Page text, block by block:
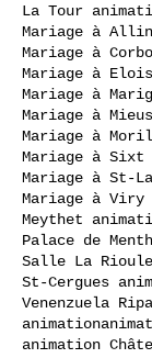
La Tour
Meythet
Palace de
Salle La
St-Cergues
animation
animation